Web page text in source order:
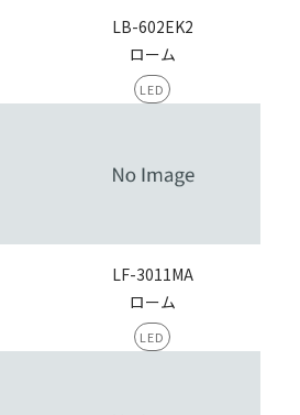
LB-602EK2
ローム
LED
LF-3011MA
ローム
LED